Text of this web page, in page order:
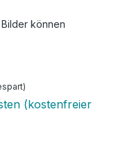
können
(kostenfreier